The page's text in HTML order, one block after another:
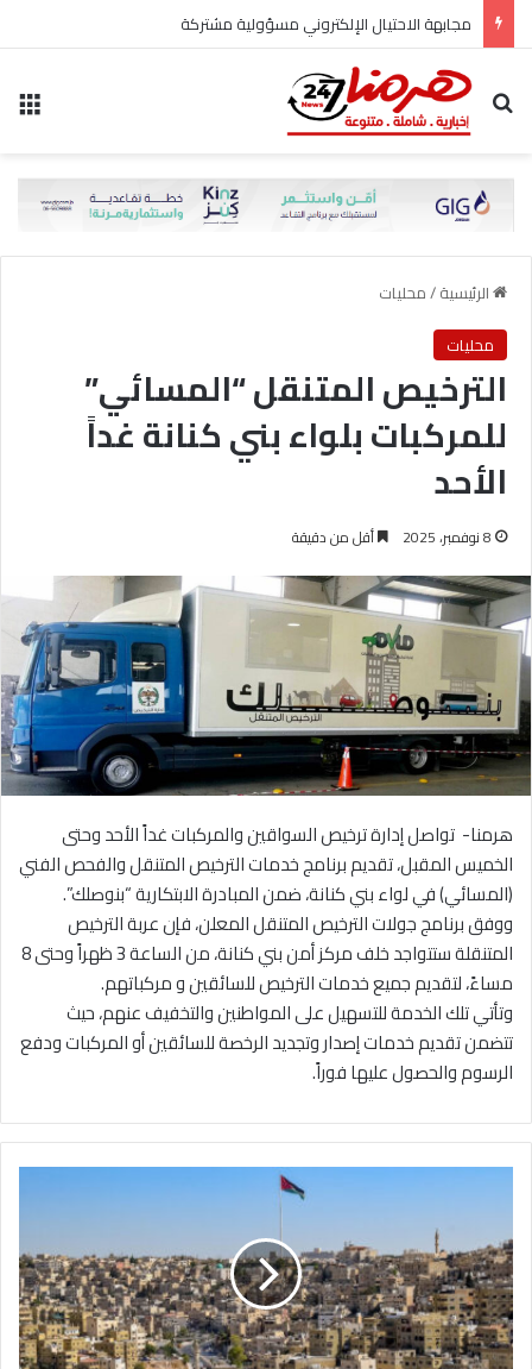
مجابهة الاحتيال الإلكتروني مسؤولية مشتركة
بحث عن
الرئيسية/محليات
محليات
الترخيص المتنقل “المسائي”
للمركبات بلواء بني كنانة غداً
الأحد
8 نوفمبر، 2025 أقل من دقيقة
هرمنا- تواصل إدارة ترخيص السواقين والمركبات غداً الأحد وحتى
الخميس المقبل، تقديم برنامج خدمات الترخيص المتنقل والفحص الفني
(المسائي) في لواء بني كنانة، ضمن المبادرة الابتكارية “بنوصلك”.
ووفق برنامج جولات الترخيص المتنقل المعلن، فإن عربة الترخيص
المتنقلة ستتواجد خلف مركز أمن بني كنانة، من الساعة 3 ظهراً وحتى 8
مساءً، لتقديم جميع خدمات الترخيص للسائقين و مركباتهم.
وتأتي تلك الخدمة للتسهيل على المواطنين والتخفيف عنهم، حيث
تتضمن تقديم خدمات إصدار وتجديد الرخصة للسائقين أو المركبات ودفع
الرسوم والحصول عليها فوراً.
ا
ء
ل
ط
ي